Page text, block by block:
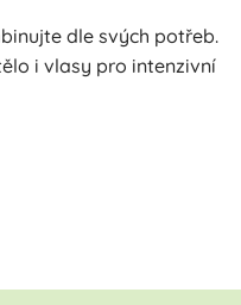
dle svých potřeb.
i vlasy pro intenzivní